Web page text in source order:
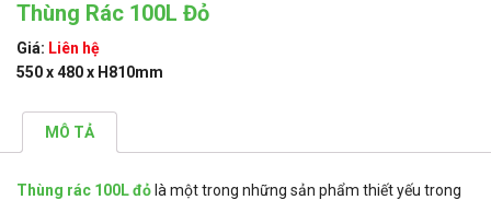
Thùng Rác 100L Đỏ
Giá: Liên hệ
550 x 480 x H810mm
MÔ TẢ
Thùng rác 100L đỏ là một trong những sản phẩm thiết yếu trong